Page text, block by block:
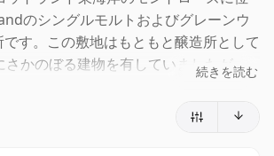
のシングルモルトおよびグレーンウ
す。この敷地はもともと醸造所として
かのぼる建物を有していましたが、
と転換されました。
続きを読む